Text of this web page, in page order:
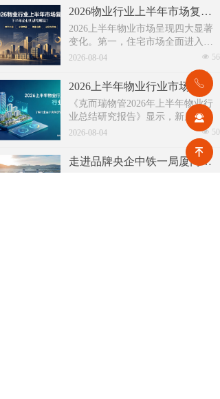
情形由原有6种拓展至9种，新增装
修自住住房、支付自住住房物业费
两大民生场景，同时设置兜底条款
支持其他合规住房消费。这项顶层
政策调整，不仅惠及亿万缴存职
工，也将深度影响存量时代的物业
服务行业。
2026物业行业上半年市场复盘，下半年企业机遇在哪里？
2026上半年物业市场呈现四大显著
变化。第一，住宅市场全面进入存
量化周期，老旧小区连片托管成为
稳定增量来源。零散老旧小区运营
成本高、单独经营难以盈利，连片
整合、片区化托管成为主流模式，
政企协同搭建长效运营机制，依托
社区增值服务反哺基础物业服务，
形成可持续经营闭环。
넶 56
2026-08-04
2026上半年物业行业市场解读，了解行业当下竞争逻辑与长期增长机遇
《克而瑞物管2026年上半年物业行
业总结研究报告》显示，新房交付
规模持续收缩，存量老旧、微型小
区治理成为行业最大课题。以上海
为标杆，全国超16座城市落地团购
物业、连片治理、政企协同新模
넶 50
2026-08-04
走进品牌央企中铁一局厦门公司，探索高铁物业品质数字化全新升级路径！
녠
끤
ꂅ